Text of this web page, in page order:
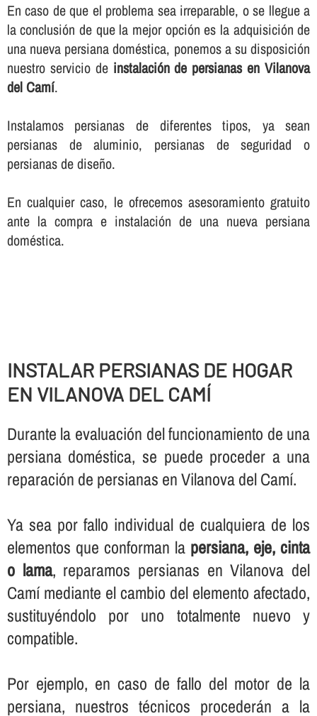
En caso de que el problema sea irreparable, o se llegue a
la conclusión de que la mejor opción es la adquisición de
una nueva persiana doméstica, ponemos a su disposición
nuestro servicio de instalación de persianas en Vilanova
del Camí.
Instalamos persianas de diferentes tipos, ya sean
persianas de aluminio, persianas de seguridad o
persianas de diseño.
En cualquier caso, le ofrecemos asesoramiento gratuito
ante la compra e instalación de una nueva persiana
doméstica.
INSTALAR PERSIANAS DE HOGAR
EN VILANOVA DEL CAMÍ
Durante la evaluación del funcionamiento de una
persiana doméstica, se puede proceder a una
reparación de persianas en Vilanova del Camí.
Ya sea por fallo individual de cualquiera de los
elementos que conforman la persiana, eje, cinta
o lama, reparamos persianas en Vilanova del
Camí mediante el cambio del elemento afectado,
sustituyéndolo por uno totalmente nuevo y
compatible.
Por ejemplo, en caso de fallo del motor de la
persiana, nuestros técnicos procederán a la